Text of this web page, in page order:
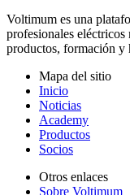
Voltimum es una
profesionales
productos, formación y
Mapa del sitio
Inicio
Noticias
Academy
Productos
Socios
Otros enlaces
Sobre Voltimum